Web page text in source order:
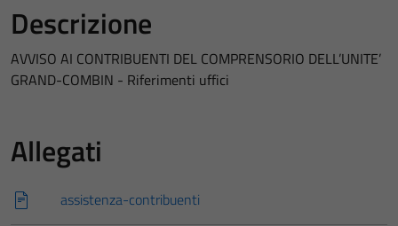
Descrizione
AVVISO AI CONTRIBUENTI DEL COMPRENSORIO DELL’UNITE’
GRAND-COMBIN - Riferimenti uffici
Allegati
assistenza-contribuenti